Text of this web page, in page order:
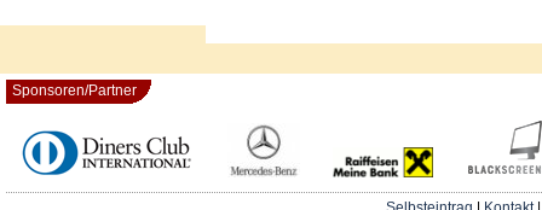
Sponsoren/Partner